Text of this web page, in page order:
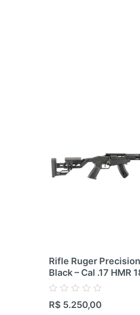
Rifle Ruger
Black – Cal .17 HMR
Avaliação
0
R$ 5.250,00